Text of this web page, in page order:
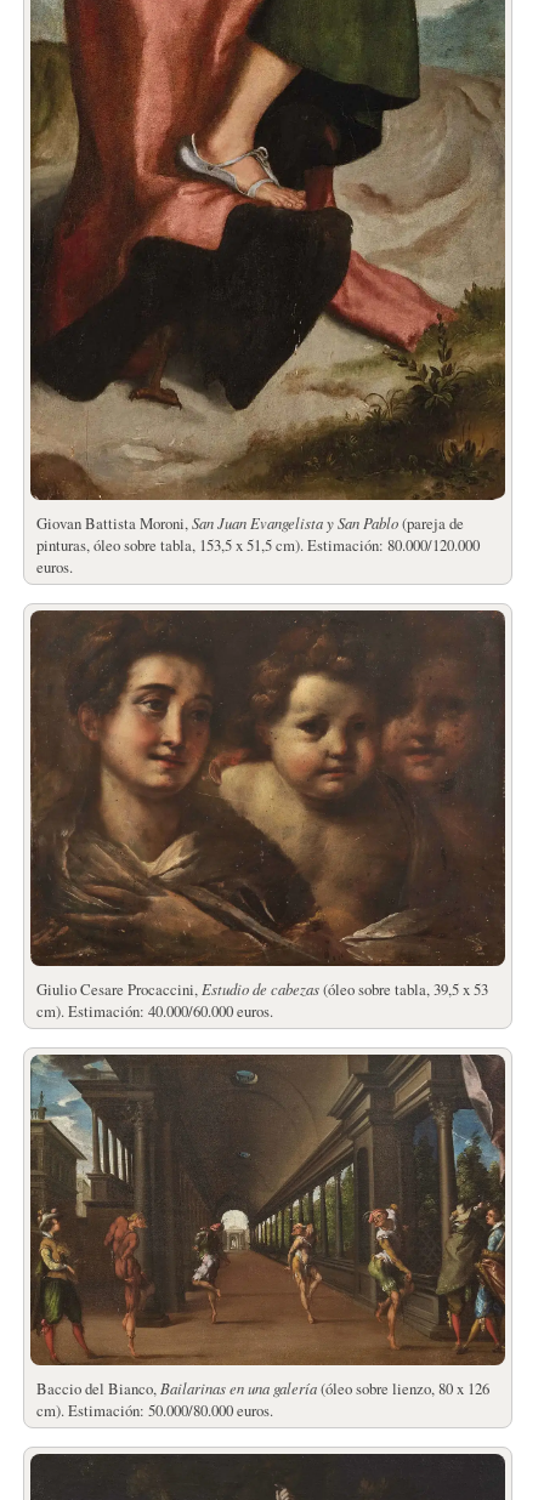
Giovan Battista Moroni,San Juan Evangelista y San Pablo(pareja de
pinturas, óleo sobre tabla, 153,5 x 51,5 cm). Estimación: 80.000/120.000
euros.
Giulio Cesare Procaccini, Estudio de cabezas(óleo sobre tabla, 39,5 x 53
cm). Estimación: 40.000/60.000 euros.
Baccio del Bianco, Bailarinas en una galería(óleo sobre lienzo, 80 x 126
cm). Estimación: 50.000/80.000 euros.